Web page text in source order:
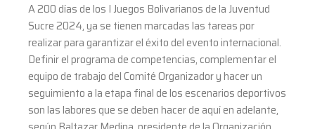
A 200 días de los I Juegos Bolivarianos de la Juventud
Sucre 2024, ya se tienen marcadas las tareas por
realizar para garantizar el éxito del evento internacional.
Definir el programa de competencias, complementar el
equipo de trabajo del Comité Organizador y hacer un
seguimiento a la etapa final de los escenarios deportivos
son las labores que se deben hacer de aquí en adelante,